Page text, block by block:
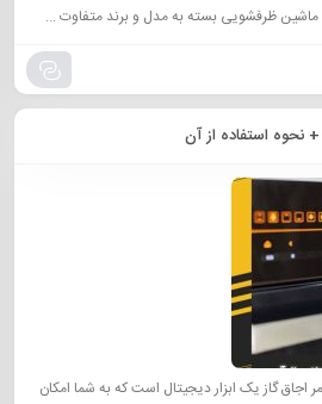
ظرفشویی بسته به مدل و برند متفاوت ...
نحوه استفاده از آن
اجاق گاز یک ابزار دیجیتال است که به شما امکان